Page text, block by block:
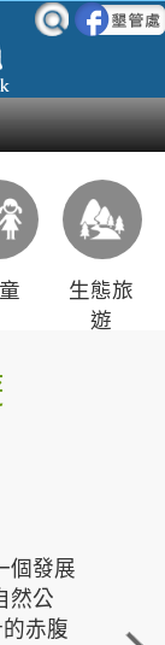
生態旅
遊
個發展
然公
赤腹
重